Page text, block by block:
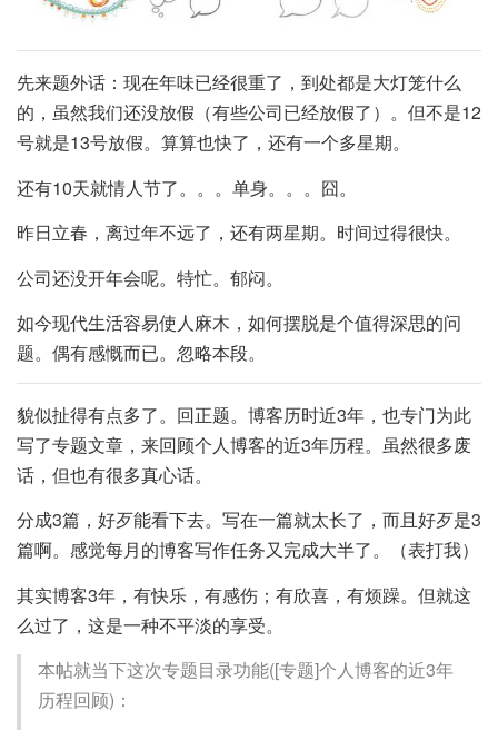
先来题外话：现在年味已经很重了，到处都是大灯笼什么
的，虽然我们还没放假（有些公司已经放假了）。但不是12
号就是13号放假。算算也快了，还有一个多星期。
还有10天就情人节了。。。单身。。。囧。
昨日立春，离过年不远了，还有两星期。时间过得很快。
公司还没开年会呢。特忙。郁闷。
如今现代生活容易使人麻木，如何摆脱是个值得深思的问
题。偶有感慨而已。忽略本段。
貌似扯得有点多了。回正题。博客历时近3年，也专门为此
写了专题文章，来回顾个人博客的近3年历程。虽然很多废
话，但也有很多真心话。
分成3篇，好歹能看下去。写在一篇就太长了，而且好歹是3
篇啊。感觉每月的博客写作任务又完成大半了。（表打我）
其实博客3年，有快乐，有感伤；有欣喜，有烦躁。但就这
么过了，这是一种不平淡的享受。
本帖就当下这次专题目录功能([专题]个人博客的近3年
历程回顾)：